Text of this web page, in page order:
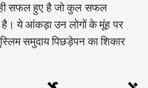
सफल हुए है जो कुल सफल
है। ये आंकड़ा उन लोगों के मूंह पर
समुदाय पिछड़ेपन का शिकार